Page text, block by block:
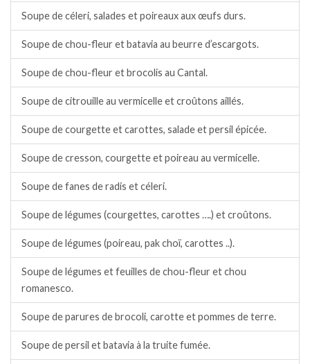
Soupe de céleri, salades et poireaux aux œufs durs.
Soupe de chou-fleur et batavia au beurre d’escargots.
Soupe de chou-fleur et brocolis au Cantal.
Soupe de citrouille au vermicelle et croûtons aillés.
Soupe de courgette et carottes, salade et persil épicée.
Soupe de cresson, courgette et poireau au vermicelle.
Soupe de fanes de radis et céleri.
Soupe de légumes (courgettes, carottes ….) et croûtons.
Soupe de légumes (poireau, pak choï, carottes ..).
Soupe de légumes et feuilles de chou-fleur et chou
romanesco.
Soupe de parures de brocoli, carotte et pommes de terre.
Soupe de persil et batavia à la truite fumée.